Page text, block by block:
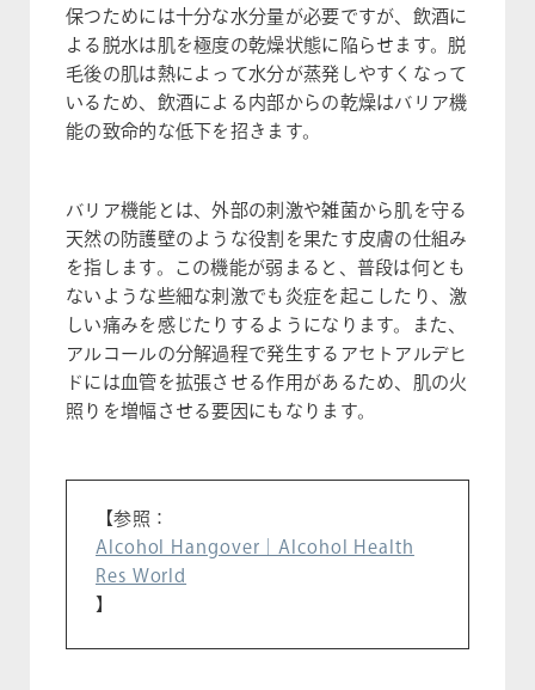
保つためには十分な水分量が必要ですが、飲酒に
よる脱水は肌を極度の乾燥状態に陥らせます。脱
毛後の肌は熱によって水分が蒸発しやすくなって
いるため、飲酒による内部からの乾燥はバリア機
能の致命的な低下を招きます。
バリア機能とは、外部の刺激や雑菌から肌を守る
天然の防護壁のような役割を果たす皮膚の仕組み
を指します。この機能が弱まると、普段は何とも
ないような些細な刺激でも炎症を起こしたり、激
しい痛みを感じたりするようになります。また、
アルコールの分解過程で発生するアセトアルデヒ
ドには血管を拡張させる作用があるため、肌の火
照りを増幅させる要因にもなります。
【参照：
Alcohol Hangover｜Alcohol Health
Res World
】